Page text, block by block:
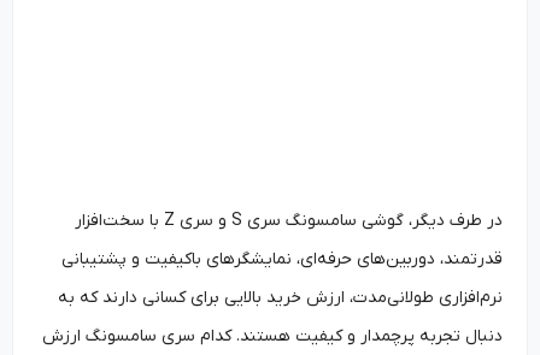
در طرف دیگر، گوشی سامسونگ سری S و سری Z با سخت‌افزار
قدرتمند، دوربین‌های حرفه‌ای، نمایشگرهای باکیفیت و پشتیبانی
نرم‌افزاری طولانی‌مدت، ارزش خرید بالایی برای کسانی دارند که به
دنبال تجربه پرچمدار و کیفیت هستند. کدام سری سامسونگ ارزش